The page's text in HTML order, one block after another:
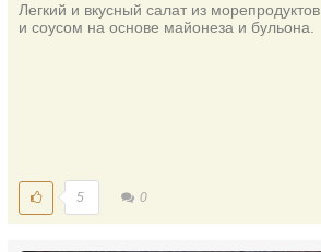
Легкий и вкусный салат из
и соусом на основе майонеза и бульона.
5 0